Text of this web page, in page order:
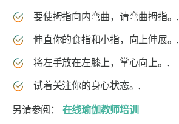
要使拇指向内弯曲，请弯曲拇指。.
伸直你的食指和小指，向上伸展。.
将左手放在左膝上，掌心向上。.
试着关注你的身心状态。.
另请参阅： 在线瑜伽教师培训